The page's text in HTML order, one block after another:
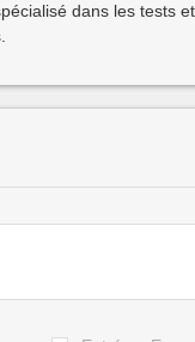
dans les tests